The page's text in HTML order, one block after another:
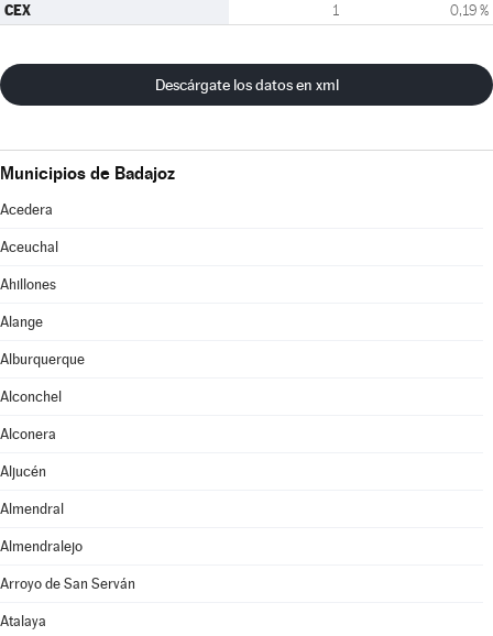
CEX 1 0,19 %
Descárgate los datos en xml
Municipios de Badajoz
Acedera
Aceuchal
Ahillones
Alange
Alburquerque
Alconchel
Alconera
Aljucén
Almendral
Almendralejo
Arroyo de San Serván
Atalaya